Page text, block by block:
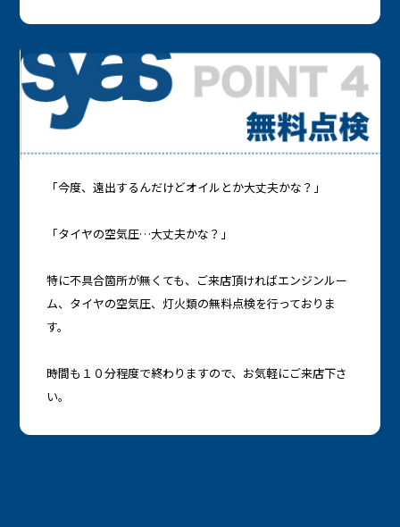
「今度、遠出するんだけどオイルとか大丈夫かな？」
「タイヤの空気圧…大丈夫かな？」
特に不具合箇所が無くても、ご来店頂ければエンジンルー
ム、タイヤの空気圧、灯火類の無料点検を行っておりま
す。
時間も１０分程度で終わりますので、お気軽にご来店下さ
い。